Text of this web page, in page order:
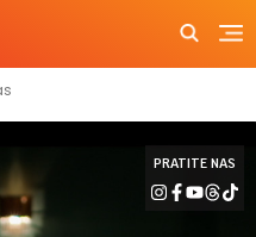
PRATITE NAS